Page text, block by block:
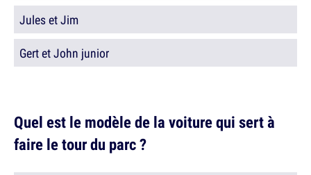
Jules et Jim
Gert et John junior
Quel est le modèle de la voiture qui sert à
faire le tour du parc ?